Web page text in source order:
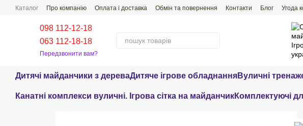
Перейти до основного контенту
Каталог Про компанію Оплата і доставка Обмін та повернення Контакти Блог Угода
098 112-12-18
063 112-18-18
Передзвонити вам?
Дитячі майданчики з дереваДитяче ігрове обладнанняВуличні
Канатні комплекси вуличні. Ігрова сітка на майданчикКомплектуючі